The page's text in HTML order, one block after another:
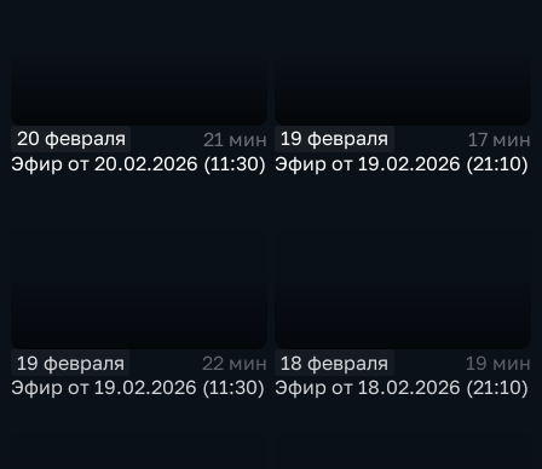
20 февраля
21 мин
Эфир от 20.02.2026 (11:30)
19 февраля
17 мин
Эфир от 19.02.2026 (21:10)
19 февраля
22 мин
Эфир от 19.02.2026 (11:30)
18 февраля
19 мин
Эфир от 18.02.2026 (21:10)